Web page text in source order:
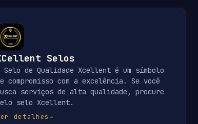
Selos
Selo de Qualidade Xcellent é um símbolo
compromisso com a excelência. Se você
serviços de alta qualidade, procure
selo Xcellent.
detalhes→